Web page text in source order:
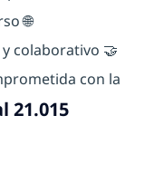
🌐
colaborativo 🤝
con la
21.015